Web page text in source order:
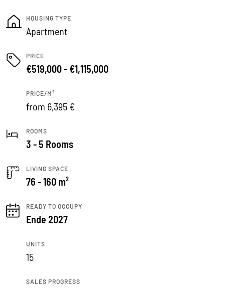
HOUSING TYPE
Apartment
PRICE
€519,000 - €1,115,000
PRICE/M²
from 6,395 €
ROOMS
3 - 5 Rooms
LIVING SPACE
76 - 160 m²
READY TO OCCUPY
Ende 2027
UNITS
15
SALES PROGRESS